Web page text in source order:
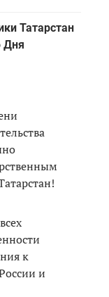
Татарстан
Дня
к
и